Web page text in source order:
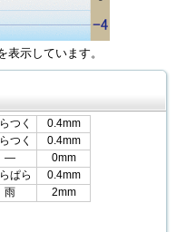
示しています。
つく
0.4mm
つく
0.4mm
―
0mm
ぱら
0.4mm
雨 2mm